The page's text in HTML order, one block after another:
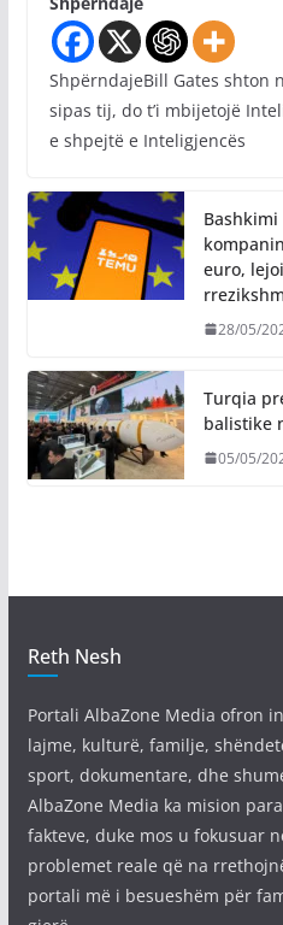
ShpërndajeBill Gates shton
sipas tij, do t’i mbijetojë
e shpejtë e Inteligjencës
euro,
28/05/
Turqia
balistike
05/05/
Reth Nesh
Portali AlbaZone Media ofron
lajme, kulturë, familje,
sport, dokumentare, dhe
AlbaZone Media ka mision
fakteve, duke mos u fokusuar
problemet reale që na
portali më i besueshëm për